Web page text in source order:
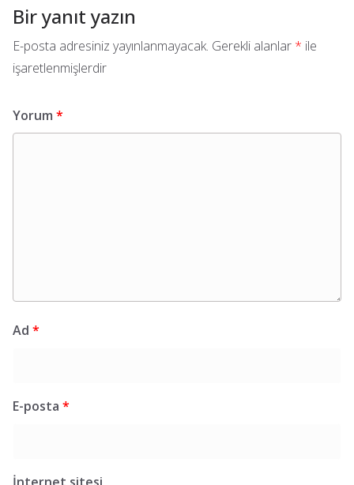
Bir yanıt yazın
E-posta adresiniz yayınlanmayacak. Gerekli alanlar * ile
işaretlenmişlerdir
Yorum *
Ad *
E-posta *